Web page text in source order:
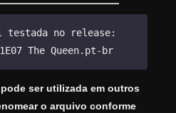
testada no release:
The Queen.pt-br
ser utilizada em outros
o arquivo conforme